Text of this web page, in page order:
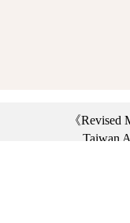
《Revised
Taiwan